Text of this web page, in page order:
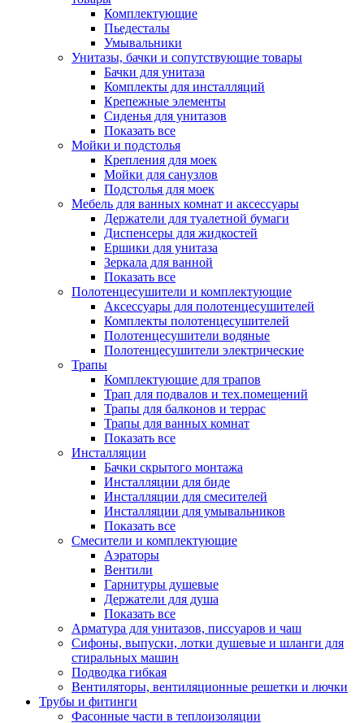
Комплектующие
Пьедесталы
Умывальники
Унитазы, бачки и сопутствующие товары
Бачки для унитаза
Комплекты для инсталляций
Крепежные элементы
Сиденья для унитазов
Показать все
Мойки и подстолья
Крепления для моек
Мойки для санузлов
Подстолья для моек
Мебель для ванных комнат и аксессуары
Держатели для туалетной бумаги
Диспенсеры для жидкостей
Ершики для унитаза
Зеркала для ванной
Показать все
Полотенцесушители и комплектующие
Аксессуары для полотенцесушителей
Комплекты полотенцесушителей
Полотенцесушители водяные
Полотенцесушители электрические
Трапы
Комплектующие для трапов
Трап для подвалов и тех.помещений
Трапы для балконов и террас
Трапы для ванных комнат
Показать все
Инсталляции
Бачки скрытого монтажа
Инсталляции для биде
Инсталляции для смесителей
Инсталляции для умывальников
Показать все
Смесители и комплектующие
Аэраторы
Вентили
Гарнитуры душевые
Держатели для душа
Показать все
Арматура для унитазов, писсуаров и чаш
Сифоны, выпуски, лотки душевые и шланги для
стиральных машин
Подводка гибкая
Вентиляторы, вентиляционные решетки и лючки
Трубы и фитинги
Фасонные части в теплоизоляции